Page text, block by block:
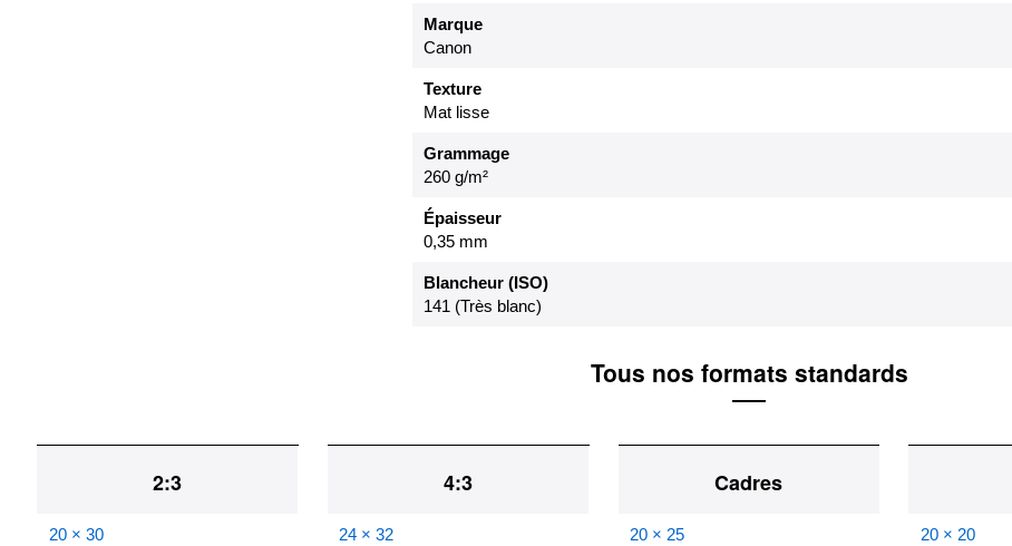
Marque
Canon
Texture
Mat lisse
Grammage
260 g/m²
Épaisseur
0,35 mm
Blancheur (ISO)
141 (Très blanc)
Tous nos formats standards
2:3
20 × 30
4:3
24 × 32
Cadres
20 × 25 20 × 20